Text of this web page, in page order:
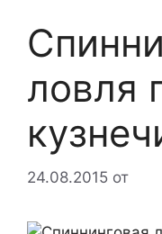
ловля
24.08.2015 от